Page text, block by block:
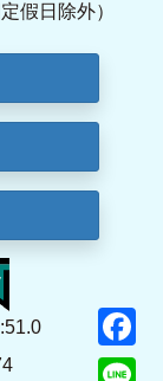
假日除外）